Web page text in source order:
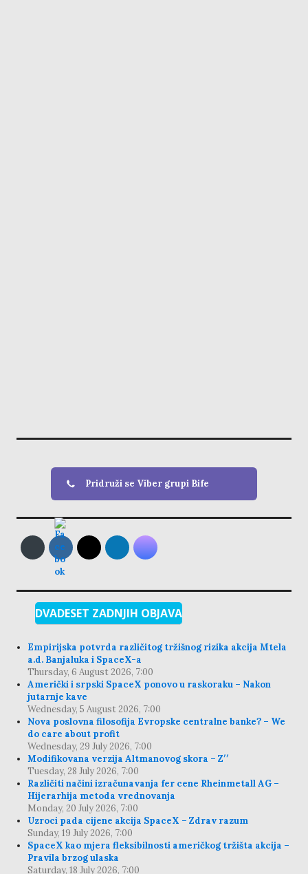
Pridruži se Viber grupi Bife
DVADESET ZADNJIH OBJAVA
Empirijska potvrda različitog tržišnog rizika akcija Mtela
a.d. Banjaluka i SpaceX-a
Thursday, 6 August 2026, 7:00
Američki i srpski SpaceX ponovo u raskoraku – Nakon
jutarnje kave
Wednesday, 5 August 2026, 7:00
Nova poslovna filosofija Evropske centralne banke? – We
do care about profit
Wednesday, 29 July 2026, 7:00
Modifikovana verzija Altmanovog skora – Z′′
Tuesday, 28 July 2026, 7:00
Različiti načini izračunavanja fer cene Rheinmetall AG –
Hijerarhija metoda vrednovanja
Monday, 20 July 2026, 7:00
Uzroci pada cijene akcija SpaceX – Zdrav razum
Sunday, 19 July 2026, 7:00
SpaceX kao mjera fleksibilnosti američkog tržišta akcija –
Pravila brzog ulaska
Saturday, 18 July 2026, 7:00